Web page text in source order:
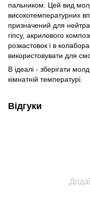
пальником. Цей вид
високотемпературних
призначений для
гіпсу, акрилового
розкастовок і в
використовувати для
В ідеалі - зберігати
кімнатній температурі.
Відгуки